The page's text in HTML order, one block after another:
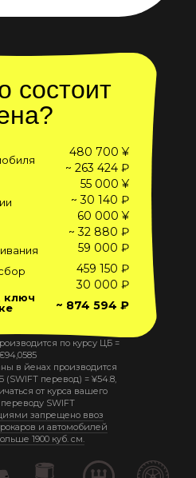
состоит
480 700 ¥
~ 263 424 ₽
55 000 ¥
~ 30 140 ₽
60 000 ¥
~ 32 880 ₽
59 000 ₽
459 150 ₽
30 000 ₽
ключ
~ 874 594 ₽
по курсу ЦБ =
94,0585
в йенах производится
(SWIFT перевод) = ¥54.8,
от курса вашего
SWIFT
запрещено ввоз
и автомобилей
1900 куб. см.